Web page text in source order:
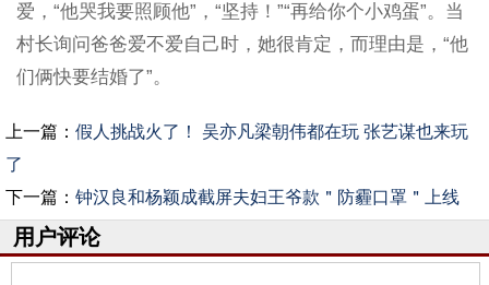
爱，“他哭我要照顾他”，“坚持！”“再给你个小鸡蛋”。当
村长询问爸爸爱不爱自己时，她很肯定，而理由是，“他
们俩快要结婚了”。
上一篇： 假人挑战火了！ 吴亦凡梁朝伟都在玩 张艺谋也来玩
了
下一篇： 钟汉良和杨颖成截屏夫妇王爷款＂防霾口罩＂上线
用户评论